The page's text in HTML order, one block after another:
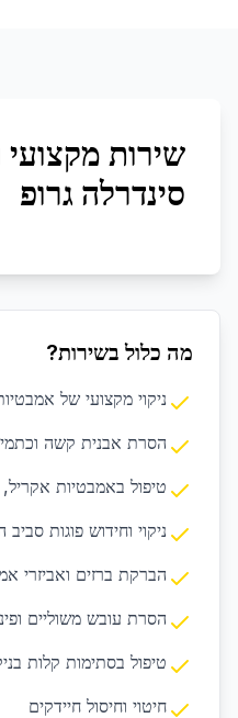
שירות מקצועי
סינדרלה גרופ
מה כלול בשירות?
ניקוי מקצועי של
הסרת אבנית קשה
טיפול באמבטיות
ניקוי וחידוש פוגות
הברקת ברזים ואביזרי
הסרת עובש משוליים
טיפול בסתימות קלות
חיטוי וחיסול חיידקים